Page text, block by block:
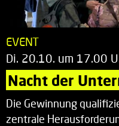
EVENT
Di. 20.10. um 17.00
Nacht der
Die Gewinnung
zentrale